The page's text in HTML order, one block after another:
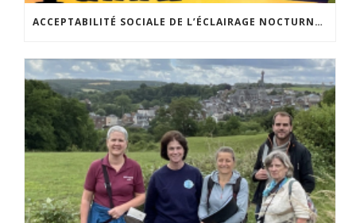
ACCEPTABILITÉ SOCIALE DE L’ÉCLAIRAGE NOCTURNE : LE REPLAY EST DISPONIBLE